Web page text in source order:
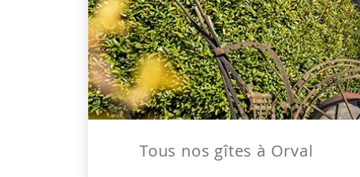
Tous nos gîtes à Orval